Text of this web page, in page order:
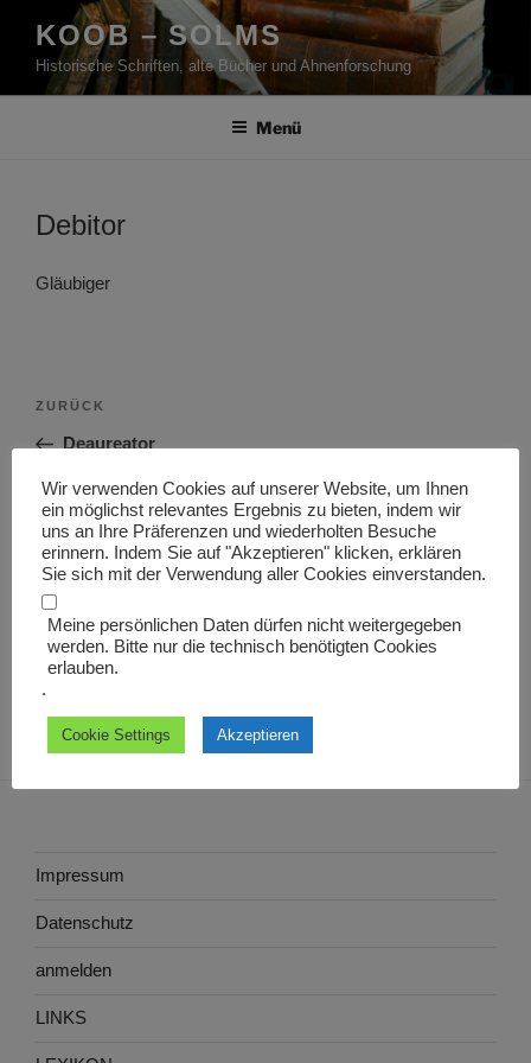
Inhalt
springen
KOOB – SOLMS
Historische Schriften, alte Bücher und Ahnenforschung
Menü
Debitor
Gläubiger
Beitragsnavigation
Vorheriger
Beitrag
ZURÜCK
Deaureator
Nächster
Beitrag
WEITER
decanus
Impressum
Datenschutz
anmelden
LINKS
Wir verwenden Cookies auf unserer Website, um Ihnen
ein möglichst relevantes Ergebnis zu bieten, indem wir
uns an Ihre Präferenzen und wiederholten Besuche
erinnern. Indem Sie auf "Akzeptieren" klicken, erklären
Sie sich mit der Verwendung aller Cookies einverstanden.
Meine persönlichen Daten dürfen nicht weitergegeben
werden. Bitte nur die technisch benötigten Cookies
erlauben.
.
Cookie Settings Akzeptieren